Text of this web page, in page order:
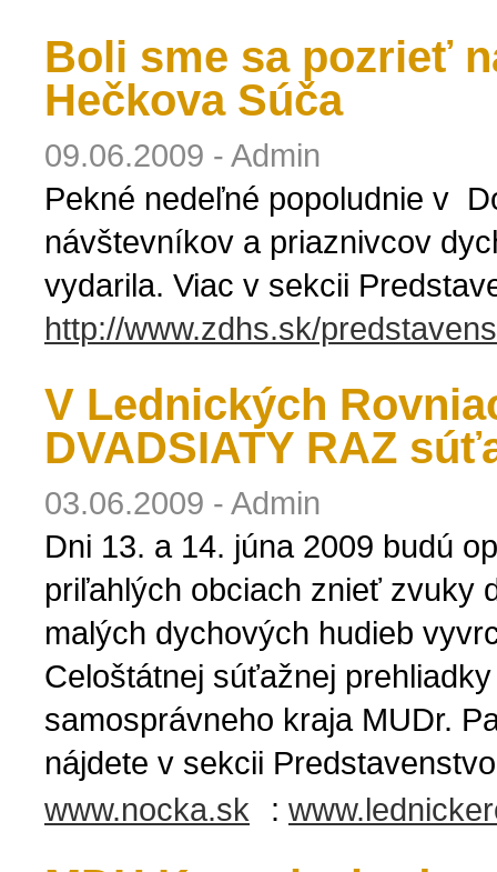
Boli sme sa pozrieť
Hečkova Súča
09.06.2009 - Admin
Pekné nedeľné popoludnie v
návštevníkov a priaznivcov
vydarila. Viac v sekcii
http://www.zdhs.sk/
V Lednických
DVADSIATY RAZ
03.06.2009 - Admin
Dni 13. a 14. júna 2009 budú
priľahlých obciach znieť zvuky
malých dychových hudieb
Celoštátnej súťažnej
samosprávneho kraja MUDr.
nájdete v sekcii
www.nocka.sk
: